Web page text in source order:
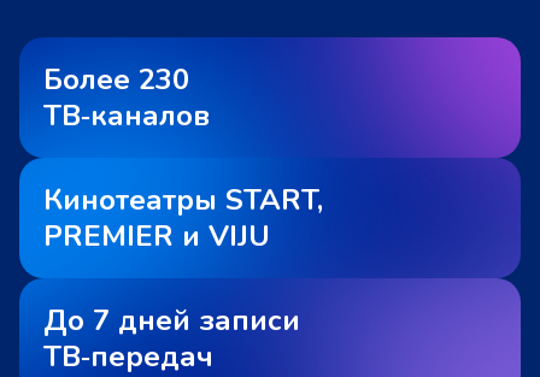
Более 230
ТВ‑каналов
Кинотеатры START,
PREMIER и VIJU
До 7 дней записи
ТВ‑передач